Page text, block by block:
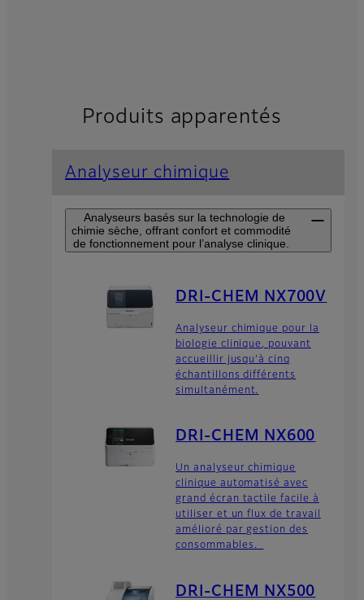
Produits apparentés
Analyseur chimique
Analyseurs basés sur la technologie de
chimie sèche, offrant confort et commodité
de fonctionnement pour l’analyse clinique.
DRI-CHEM NX700V
Analyseur chimique pour la
biologie clinique, pouvant
accueillir jusqu’à cinq
échantillons différents
simultanément.
DRI-CHEM NX600
Un analyseur chimique
clinique automatisé avec
grand écran tactile facile à
utiliser et un flux de travail
amélioré par gestion des
consommables.
DRI-CHEM NX500